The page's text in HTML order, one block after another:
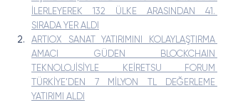
İLERLEYEREK 132 ÜLKE ARASINDAN 41.
SIRADA YER ALDI
ARTIOX SANAT YATIRIMINI KOLAYLAŞTIRMA
AMACI GÜDEN BLOCKCHAIN
TEKNOLOJİSİYLE KEİRETSU FORUM
TÜRKİYE’DEN 7 MİLYON TL DEĞERLEME
YATIRIMI ALDI